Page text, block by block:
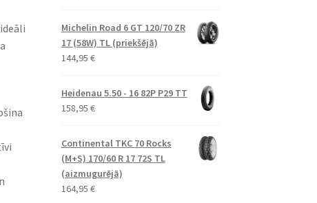
Michelin Road 6 GT 120/70 ZR
17 (58W) TL (priekšējā)
144,95 €
Heidenau 5.50 - 16 82P P29 TT
158,95 €
Continental TKC 70 Rocks
(M+S) 170/60 R 17 72S TL
(aizmugurējā)
164,95 €